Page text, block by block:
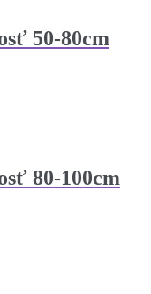
50-80cm
80-100cm